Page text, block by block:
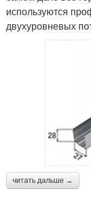
используются
двухуровневых
читать дальше →